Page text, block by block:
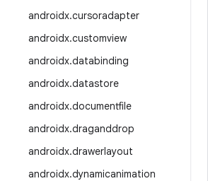
androidx.cursoradapter
androidx.customview
androidx.databinding
androidx.datastore
androidx.documentfile
androidx.draganddrop
androidx.drawerlayout
androidx.dynamicanimation